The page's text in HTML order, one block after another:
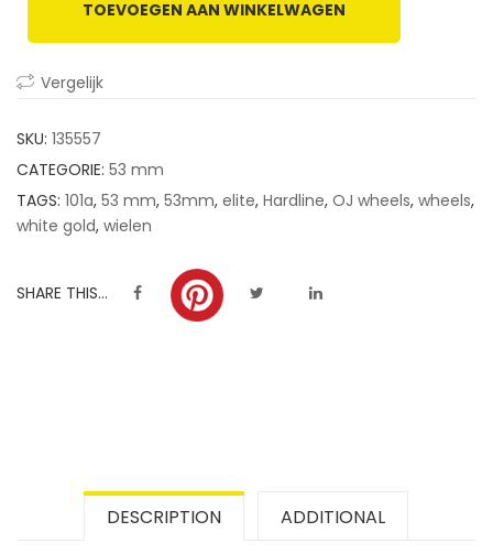
customer
ratings
TOEVOEGEN AAN WINKELWAGEN
Vergelijk
SKU: 135557
CATEGORIE: 53 mm
TAGS: 101a, 53 mm, 53mm, elite, Hardline, OJ wheels, wheels,
white gold, wielen
SHARE THIS...
DESCRIPTION ADDITIONAL